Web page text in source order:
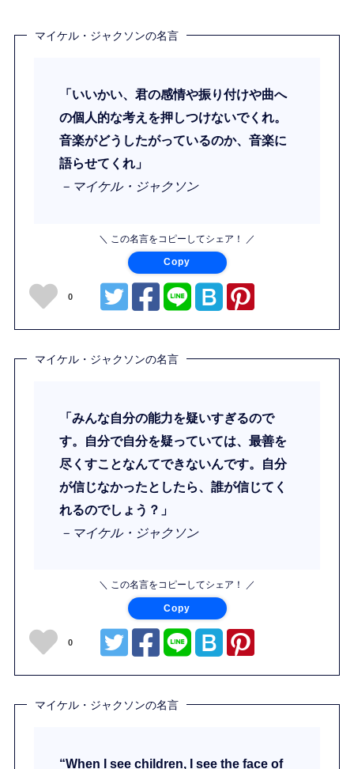
マイケル・ジャクソンの名言
「いいかい、君の感情や振り付けや曲へ
の個人的な考えを押しつけないでくれ。
音楽がどうしたがっているのか、音楽に
語らせてくれ」
－マイケル・ジャクソン
＼ この名言をコピーしてシェア！ ／
Copy
0
マイケル・ジャクソンの名言
「みんな自分の能力を疑いすぎるので
す。自分で自分を疑っていては、最善を
尽くすことなんてできないんです。自分
が信じなかったとしたら、誰が信じてく
れるのでしょう？」
－マイケル・ジャクソン
＼ この名言をコピーしてシェア！ ／
Copy
0
マイケル・ジャクソンの名言
“When I see children, I see the face of